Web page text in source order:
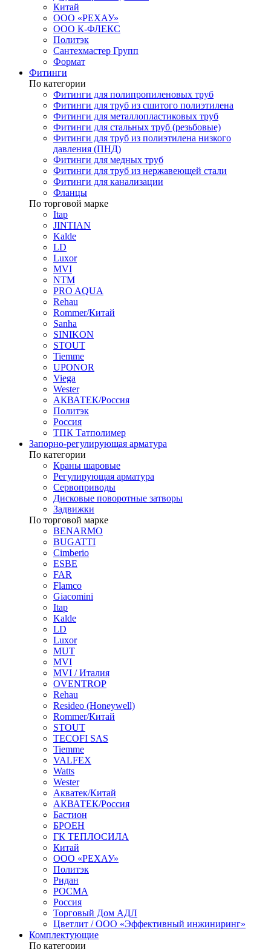
Китай
ООО «РЕХАУ»
ООО К-ФЛЕКС
Политэк
Сантехмастер Групп
Формат
Фитинги
По категории
Фитинги для полипропиленовых труб
Фитинги для труб из сшитого полиэтилена
Фитинги для металлопластиковых труб
Фитинги для стальных труб (резьбовые)
Фитинги для труб из полиэтилена низкого
давления (ПНД)
Фитинги для медных труб
Фитинги для труб из нержавеющей стали
Фитинги для канализации
Фланцы
По торговой марке
Itap
JINTIAN
Kalde
LD
Luxor
MVI
NTM
PRO AQUA
Rehau
Rommer/Китай
Sanha
SINIKON
STOUT
Tiemme
UPONOR
Viega
Wester
АКВАТЕК/Россия
Политэк
Россия
ТПК Татполимер
Запорно-регулирующая арматура
По категории
Краны шаровые
Регулирующая арматура
Сервоприводы
Дисковые поворотные затворы
Задвижки
По торговой марке
BENARMO
BUGATTI
Cimberio
ESBE
FAR
Flamco
Giacomini
Itap
Kalde
LD
Luxor
MUT
MVI
MVI / Италия
OVENTROP
Rehau
Resideo (Honeywell)
Rommer/Китай
STOUT
TECOFI SAS
Tiemme
VALFEX
Watts
Wester
Акватек/Китай
АКВАТЕК/Россия
Бастион
БРОЕН
ГК ТЕПЛОСИЛА
Китай
ООО «РЕХАУ»
Политэк
Ридан
РОСМА
Россия
Торговый Дом АДЛ
Цветлит / ООО «Эффективный инжиниринг»
Комплектующие
По категории